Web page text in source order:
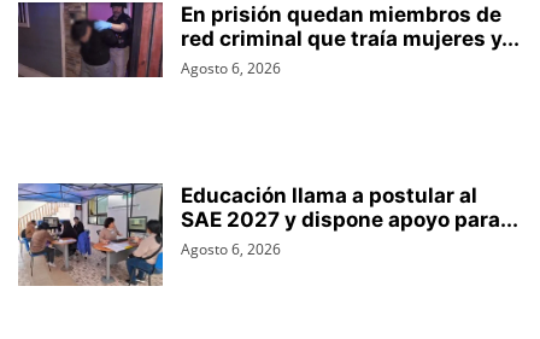
En prisión quedan miembros de
red criminal que traía mujeres y...
Agosto 6, 2026
Educación llama a postular al
SAE 2027 y dispone apoyo para...
Agosto 6, 2026